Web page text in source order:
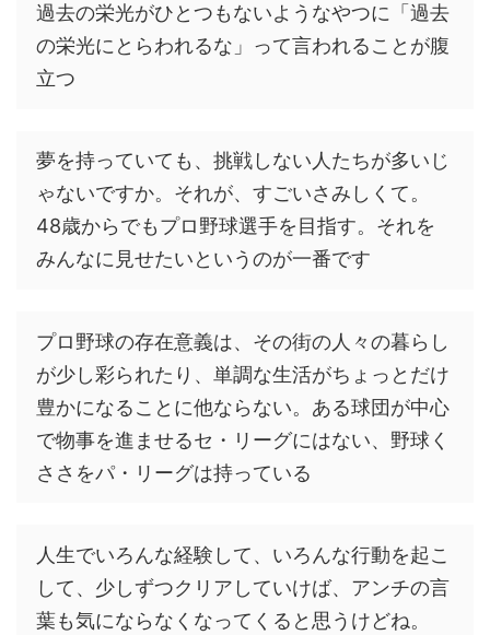
過去の栄光がひとつもないようなやつに「過去
の栄光にとらわれるな」って言われることが腹
立つ
夢を持っていても、挑戦しない人たちが多いじ
ゃないですか。それが、すごいさみしくて。
48歳からでもプロ野球選手を目指す。それを
みんなに見せたいというのが一番です
プロ野球の存在意義は、その街の人々の暮らし
が少し彩られたり、単調な生活がちょっとだけ
豊かになることに他ならない。ある球団が中心
で物事を進ませるセ・リーグにはない、野球く
ささをパ・リーグは持っている
人生でいろんな経験して、いろんな行動を起こ
して、少しずつクリアしていけば、アンチの言
葉も気にならなくなってくると思うけどね。